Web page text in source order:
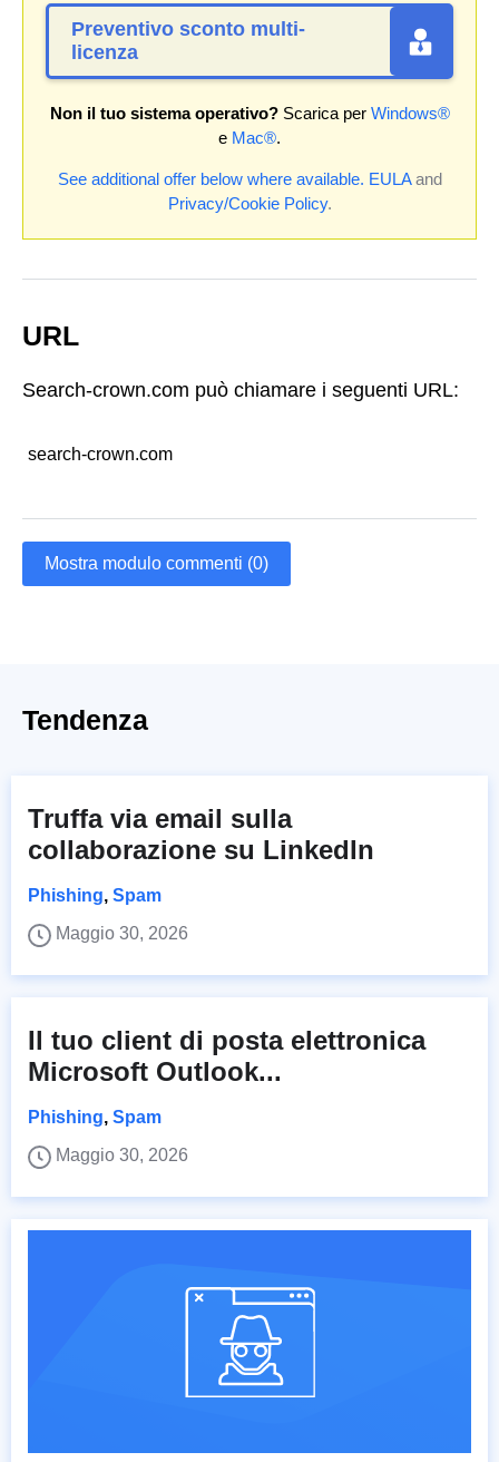
Preventivo sconto multi-
licenza
Non il tuo sistema operativo?Scarica per Windows®
e Mac®.
See additional offer below where available. EULAand
Privacy/Cookie Policy.
URL
Search-crown.com può chiamare i seguenti URL:
search-crown.com
Mostra modulo commenti (0)
Tendenza
Truffa via email sulla
collaborazione su LinkedIn
Phishing, Spam
Maggio 30, 2026
Il tuo client di posta elettronica
Microsoft Outlook...
Phishing, Spam
Maggio 30, 2026